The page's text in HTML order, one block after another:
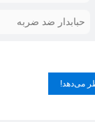
حبابدار ضد ضربه
می‌دهد!